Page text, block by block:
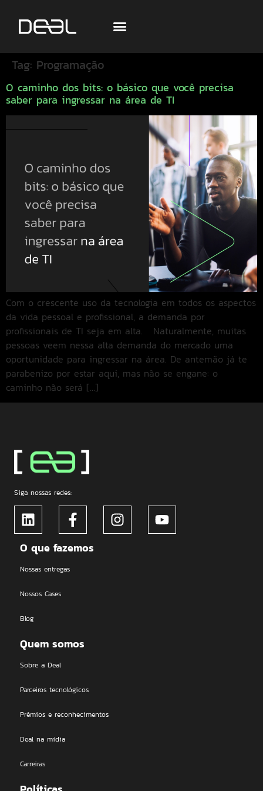
Tag: Programação
O caminho dos bits: o básico que você precisa
saber para ingressar na área de TI
Com o crescente uso da tecnologia em todos os aspectos
da vida pessoal e profissional, a demanda por
profissionais de TI seja em alta. Naturalmente, muitas
pessoas veem nessa alta demanda do mercado uma
oportunidade para ingressar na área. De antemão já te
parabenizo por estar aqui, mas não se engane: o
caminho não será […]
Siga nossas redes:
O que fazemos
Nossas entregas
Nossos Cases
Blog
Quem somos
Sobre a Deal
Parceiros tecnológicos
Prêmios e reconhecimentos
Deal na mídia
Carreiras